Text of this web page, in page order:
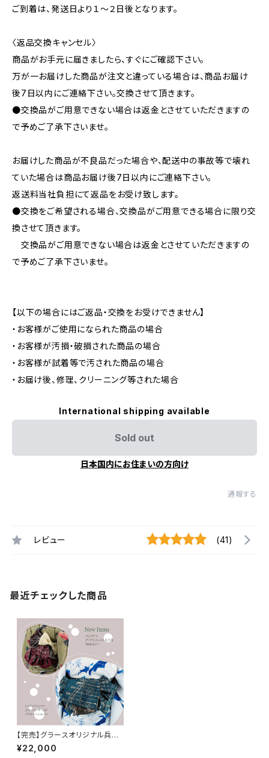
ご到着は、発送日より１～２日後となります。
〈返品交換キャンセル〉
商品がお手元に届きましたら、すぐにご確認下さい。
万が一お届けした商品が注文と違っている場合は、商品お届け
後7日以内にご連絡下さい。交換させて頂きます。
●交換品がご用意できない場合は返金とさせていただきますの
で予めご了承下さいませ。
お届けした商品が不良品だった場合や、配送中の事故等で壊れ
ていた場合は商品お届け後7日以内にご連絡下さい。
返送料当社負担にて返品をお受け致します。
●交換をご希望される場合、交換品がご用意できる場合に限り交
換させて頂きます。
交換品がご用意できない場合は返金とさせていただきますの
で予めご了承下さいませ。
【以下の場合にはご返品・交換をお受けできません】
・お客様がご使用になられた商品の場合
・お客様が汚損・破損された商品の場合
・お客様が試着等で汚された商品の場合
・お届け後、修理、クリーニング等された場合
International shipping available
Sold out
日本国内にお住まいの方向け
通報する
レビュー (41)
最近チェックした商品
【完売】グラースオリジナル兵児
帯 アイアンフェンス グリーン
×ゴールド ポリエステル100％
¥22,000